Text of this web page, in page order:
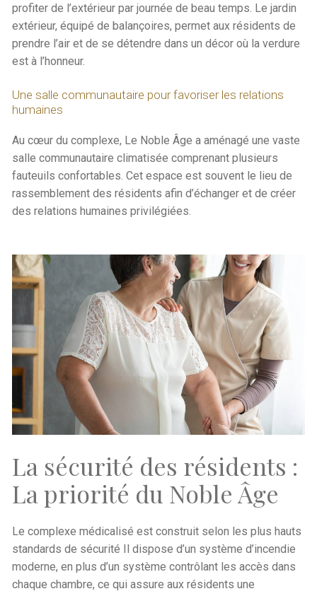
profiter de l’extérieur par journée de beau temps. Le jardin
extérieur, équipé de balançoires, permet aux résidents de
prendre l’air et de se détendre dans un décor où la verdure
est à l’honneur.
Une salle communautaire pour favoriser les relations
humaines
Au cœur du complexe, Le Noble Âge a aménagé une vaste
salle communautaire climatisée comprenant plusieurs
fauteuils confortables. Cet espace est souvent le lieu de
rassemblement des résidents afin d’échanger et de créer
des relations humaines privilégiées.
La sécurité des résidents :
La priorité du Noble Âge
Le complexe médicalisé est construit selon les plus hauts
standards de sécurité Il dispose d’un système d’incendie
moderne, en plus d’un système contrôlant les accès dans
chaque chambre, ce qui assure aux résidents une